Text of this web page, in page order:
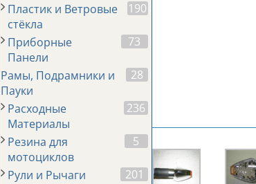
Пластик и Ветровые
стёкла
190
Приборные
Панели
73
Рамы, Подрамники и
Пауки
28
Расходные
Материалы
236
Резина для
мотоциклов
5
Рули и Рычаги
201